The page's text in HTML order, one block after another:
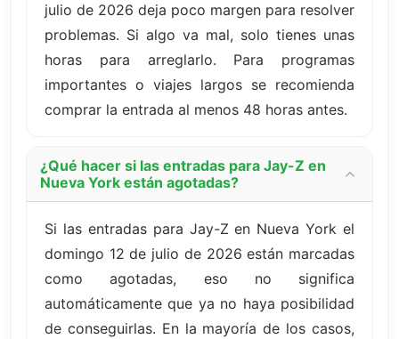
julio de 2026 deja poco margen para resolver
problemas. Si algo va mal, solo tienes unas
horas para arreglarlo. Para programas
importantes o viajes largos se recomienda
comprar la entrada al menos 48 horas antes.
¿Qué hacer si las entradas para Jay-Z en
Nueva York están agotadas?
Si las entradas para Jay-Z en Nueva York el
domingo 12 de julio de 2026 están marcadas
como agotadas, eso no significa
automáticamente que ya no haya posibilidad
de conseguirlas. En la mayoría de los casos,